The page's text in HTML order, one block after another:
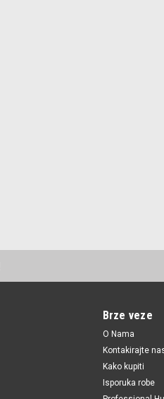
Brze veze
O Nama
Kontakirajte
Kako kupiti
Isporuka robe